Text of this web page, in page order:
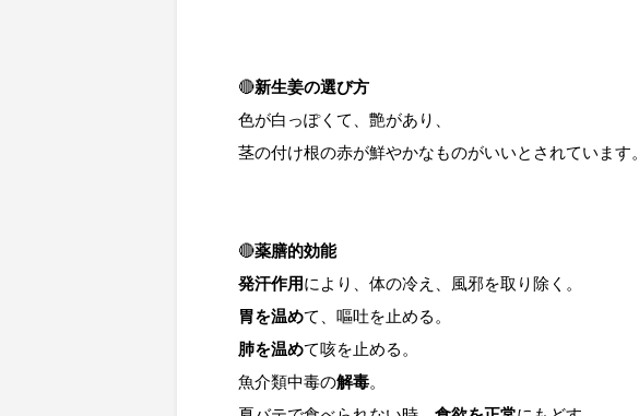
🔴新生姜の選び方
色が白っぽくて、艶があり、
茎の付け根の赤が鮮やかなものがいいとされています。
🔴薬膳的効能
発汗作用
胃を温め
肺を温めて咳を止める。
魚介類中毒の解毒。